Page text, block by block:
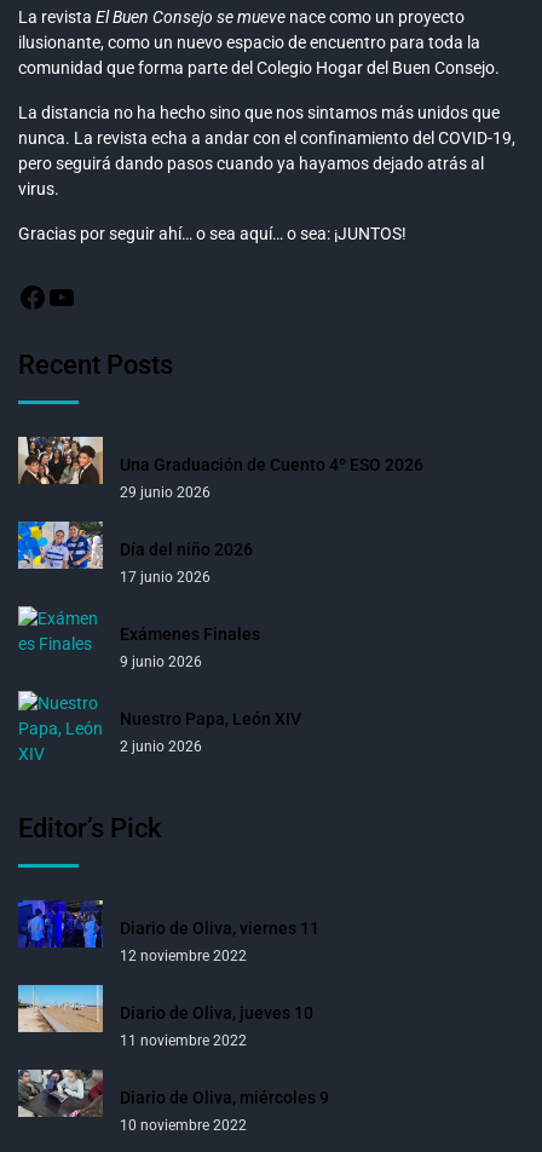
La revista El Buen Consejo se mueve nace como un proyecto
ilusionante, como un nuevo espacio de encuentro para toda la
comunidad que forma parte del Colegio Hogar del Buen Consejo.
La distancia no ha hecho sino que nos sintamos más unidos que
nunca. La revista echa a andar con el confinamiento del COVID-19,
pero seguirá dando pasos cuando ya hayamos dejado atrás al
virus.
Gracias por seguir ahí… o sea aquí… o sea: ¡JUNTOS!
Recent Posts
Una Graduación de Cuento 4º ESO 2026
29 junio 2026
Día del niño 2026
17 junio 2026
Exámenes Finales
9 junio 2026
Nuestro Papa, León XIV
2 junio 2026
Editor’s Pick
Diario de Oliva, viernes 11
12 noviembre 2022
Diario de Oliva, jueves 10
11 noviembre 2022
Diario de Oliva, miércoles 9
10 noviembre 2022